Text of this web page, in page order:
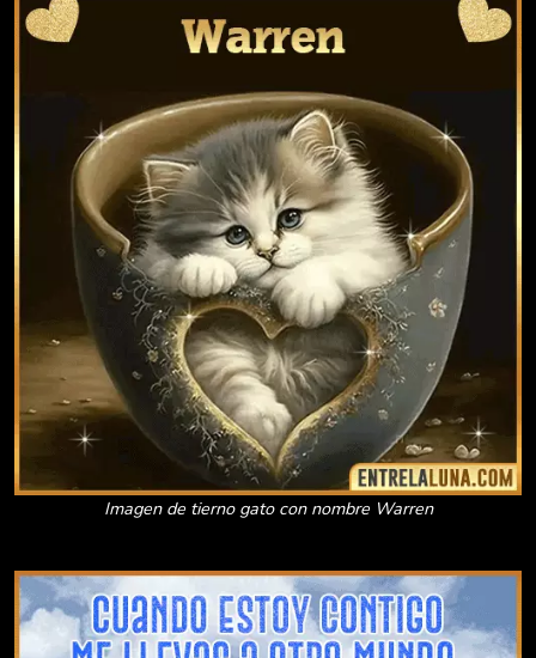
Imagen de tierno gato con nombre Warren